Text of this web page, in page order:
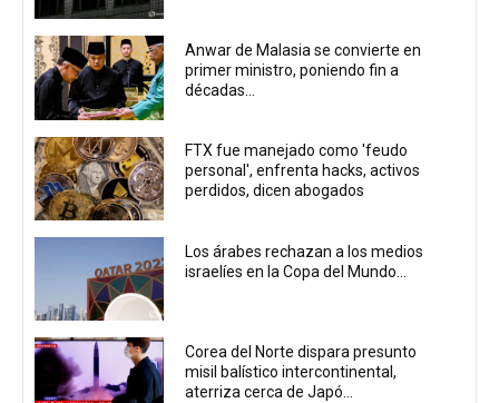
Anwar de Malasia se convierte en
primer ministro, poniendo fin a
décadas...
FTX fue manejado como 'feudo
personal', enfrenta hacks, activos
perdidos, dicen abogados
Los árabes rechazan a los medios
israelíes en la Copa del Mundo...
Corea del Norte dispara presunto
misil balístico intercontinental,
aterriza cerca de Japó...